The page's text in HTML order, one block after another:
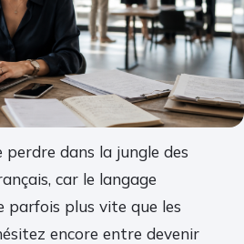
dans la jungle des
car le langage
plus vite que les
encore entre devenir